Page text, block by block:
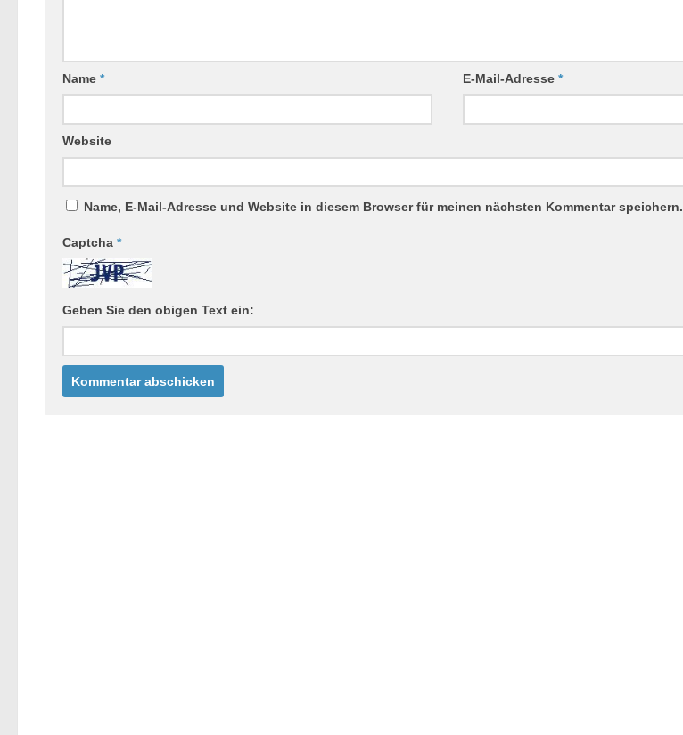
Name * E-Mail-Adresse*
Website
Name, E-Mail-Adresse und Website in diesem Browser für meinen nächsten Kommentar speichern.
Captcha *
Geben Sie den obigen Text ein: